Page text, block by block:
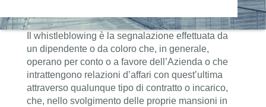
Il whistleblowing è la segnalazione effettuata da
un dipendente o da coloro che, in generale,
operano per conto o a favore dell’Azienda o che
intrattengono relazioni d’affari con quest’ultima
attraverso qualunque tipo di contratto o incarico,
che, nello svolgimento delle proprie mansioni in